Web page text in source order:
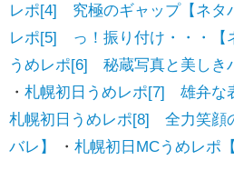
レポ[4] 究極のギャップ【ネタ
レポ[5] っ！振り付け・・・【
うめレポ[6] 秘蔵写真と美しき
・ 札幌初日うめレポ[7] 雄弁な
札幌初日うめレポ[8] 全力笑顔
バレ】
・ 札幌初日MCうめレポ